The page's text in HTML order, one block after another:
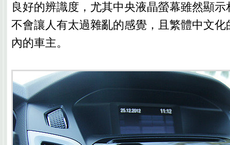
良好的辨識度，尤其中央液晶螢幕雖然顯
不會讓人有太過雜亂的感覺，且繁體中文
內的車主。